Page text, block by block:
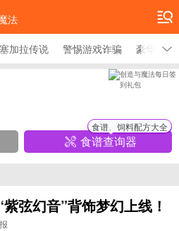
法
塞加拉传说 警惕游戏诈骗 豪华大礼
食谱查询器
食谱、饲料配方大全
弦幻音”背饰梦幻上线！